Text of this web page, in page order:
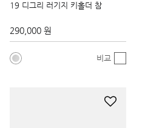
19 디그리 러기지 키홀더 참
290,000 원
비교